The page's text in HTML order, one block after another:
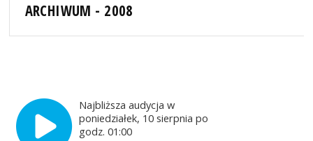
ARCHIWUM - 2008
Najbliższa audycja w
poniedziałek, 10 sierpnia po
godz. 01:00